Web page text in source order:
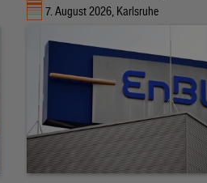
7. August 2026, Karlsruhe